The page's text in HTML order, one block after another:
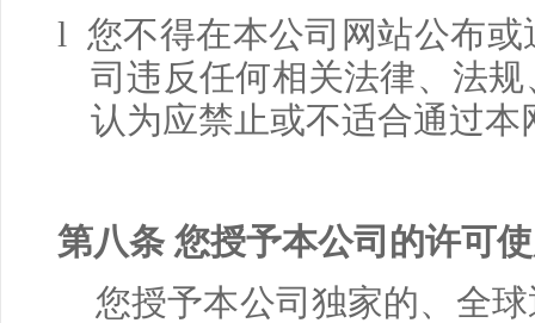
l 您不得在本公司网站公布或
司违反任何相关法律、法
认为应禁止或不适合通过
第八条 您授予本公司的许可
您授予本公司独家的、全